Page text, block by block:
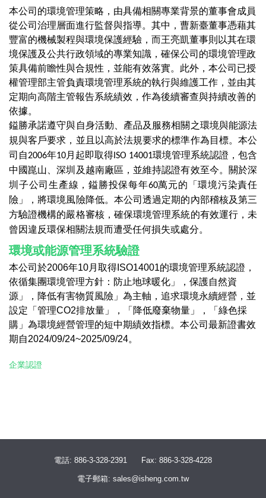
本公司的環境管理策略，由具備相關專業背景的董事會成員
從公司治理層面進行監督與指導。其中，曹新臺董事憑藉其
豐富的機械製程與環境保護經驗，而王亮凱董事則以其在環
境保護及公共行政領域的專業知識，確保公司的環境管理政
策具備前瞻性與合規性，並能有效落實。此外，本公司已授
權管理部主管負責環境管理系統的執行與維護工作，並由其
定期向高階主管報告系統績效，作為後續審查與持續改善的
依據。
鎰勝承諾遵守與自身活動、產品及服務相關之環境與能源法
規與客戶要求，並且以高於法規要求的標準作為目標。本公
司自2006年10月起即取得ISO 14001環境管理系統認證，包含
中國崑山、深圳及越南廠區，並維持認證有效至今。關於深
圳子公司生產線，鎰勝投保每年60萬元的「環境污染責任
險」，將環境風險降低。本公司透過定期的內部稽核及第三
方驗證機構的嚴格審核，確保環境管理系統的有效運行，未
曾因違反環保相關法規而遭受任何損失或處分。
環境或能源管理系統驗證
本公司於2006年10月取得ISO14001的環境管理系統認證，
依循集團環境管理方針：防止地球暖化」，保護自然資
源」，降低有害物質風險」為主軸，追求環境永續經營，並
設定「管理CO2排放量」，「降低廢棄物量」，「綠色採
購」為環境經營管理的短中期績效指標。本公司最新證書效
期自2024/09/24~2025/09/24。
企業認證
電話: 886-3-328-2391 Fax: 886-3-328-4228
電子郵箱: sales@isheng.com.tw